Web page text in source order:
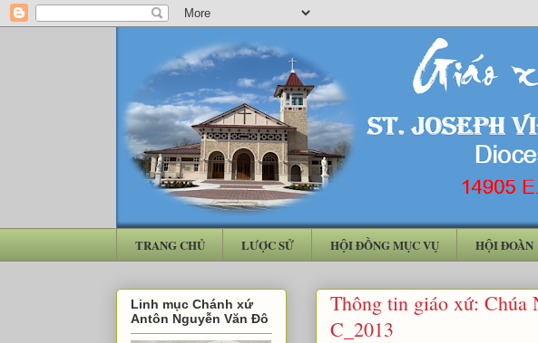
TRANG CHỦ LƯỢC SỬ HỘI ĐỒNG MỤC VỤ HỘI ĐOÀN
Thông tin giáo xứ: Chúa
C_2013
Linh mục Chánh xứ
Antôn Nguyễn Văn Đô